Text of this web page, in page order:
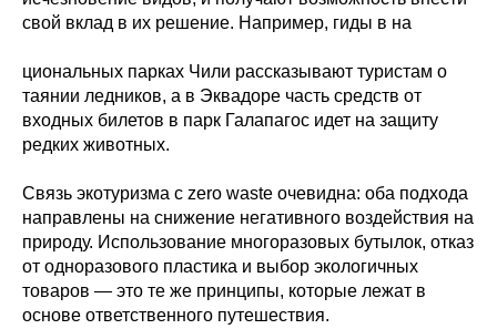
свой вклад в их решение. Например, гиды в на
циональных парках Чили рассказывают туристам о
таянии ледников, а в Эквадоре часть средств от
входных билетов в парк Галапагос идет на защиту
редких животных.
Связь экотуризма с zero waste очевидна: оба подхода
направлены на снижение негативного воздействия на
природу. Использование многоразовых бутылок, отказ
от одноразового пластика и выбор экологичных
товаров — это те же принципы, которые лежат в
основе ответственного путешествия.